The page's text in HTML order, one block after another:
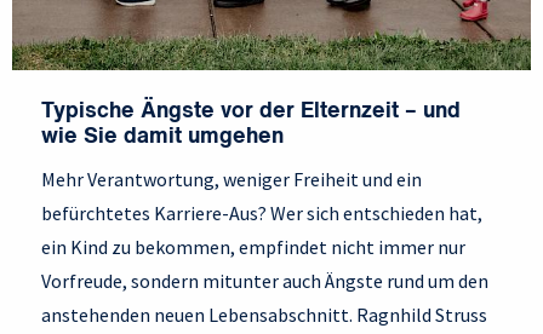
Typische Ängste vor der Elternzeit – und
wie Sie damit umgehen
Mehr Verantwortung, weniger Freiheit und ein
befürchtetes Karriere-Aus? Wer sich entschieden hat,
ein Kind zu bekommen, empfindet nicht immer nur
Vorfreude, sondern mitunter auch Ängste rund um den
anstehenden neuen Lebensabschnitt. Ragnhild Struss